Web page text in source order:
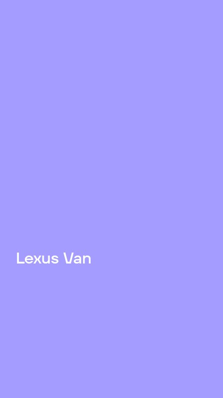
Lexus Van